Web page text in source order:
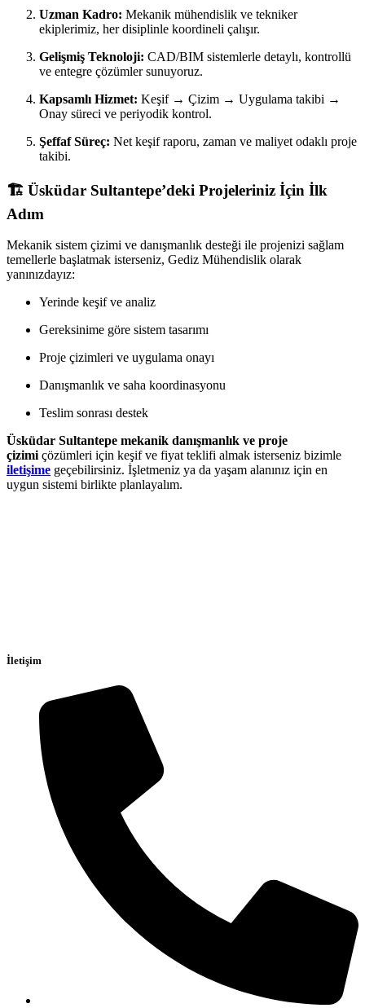
Uzman Kadro: Mekanik mühendislik ve tekniker
ekiplerimiz, her disiplinle koordineli çalışır.
Gelişmiş Teknoloji: CAD/BIM sistemlerle detaylı, kontrollü
ve entegre çözümler sunuyoruz.
Kapsamlı Hizmet: Keşif → Çizim → Uygulama takibi →
Onay süreci ve periyodik kontrol.
Şeffaf Süreç: Net keşif raporu, zaman ve maliyet odaklı proje
takibi.
🏗️ Üsküdar Sultantepe’deki Projeleriniz İçin İlk
Adım
Mekanik sistem çizimi ve danışmanlık desteği ile projenizi sağlam
temellerle başlatmak isterseniz, Gediz Mühendislik olarak
yanınızdayız:
Yerinde keşif ve analiz
Gereksinime göre sistem tasarımı
Proje çizimleri ve uygulama onayı
Danışmanlık ve saha koordinasyonu
Teslim sonrası destek
Üsküdar Sultantepe mekanik danışmanlık ve proje
çizimi çözümleri için keşif ve fiyat teklifi almak isterseniz bizimle
iletişime geçebilirsiniz. İşletmeniz ya da yaşam alanınız için en
uygun sistemi birlikte planlayalım.
İletişim